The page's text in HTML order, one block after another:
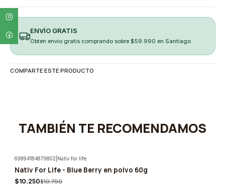
ENVÍO GRATIS
Obten envio gratis comprando sobre $59.990 en Santiago
COMPARTE ESTE PRODUCTO
TAMBIÉN TE RECOMENDAMOS
-5%
69894184879802 Nativ for life
Nativ For Life - Blue Berry en polvo 60g
$10.250$10.790